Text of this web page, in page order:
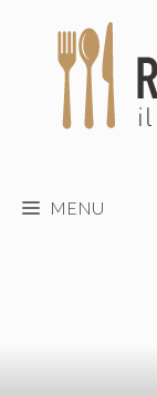
contenuto
MENU